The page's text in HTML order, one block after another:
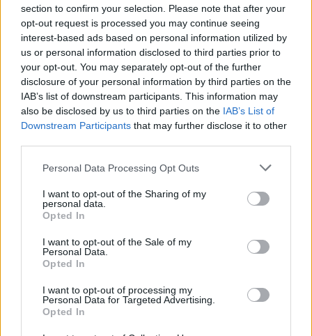
section to confirm your selection. Please note that after your
opt-out request is processed you may continue seeing
interest-based ads based on personal information utilized by
us or personal information disclosed to third parties prior to
your opt-out. You may separately opt-out of the further
disclosure of your personal information by third parties on the
IAB’s list of downstream participants. This information may
also be disclosed by us to third parties on the IAB’s List of
Downstream Participants that may further disclose it to other
Please note that this website/app uses one or more Google
not limited to your visit or usage behaviour. You may click to
grant or deny consent to Google and its third-party tags to
use your data for below specified purposes in below Google
consent section.
Personal Data Processing Opt Outs
I want to opt-out of the Sharing of my
personal data.
Opted In
I want to opt-out of the Sale of my
Personal Data.
Opted In
I want to opt-out of processing my
Personal Data for Targeted Advertising.
Opted In
kerékpárgyártás meghatározó szereplője
Egyszer fent, egyszer lent, így festett a Duna a két évvel
ezelőtti árvíz idején és így most – fotógyűjtemény
ugyanazokból a szögekből
Ilyenek eddig a tapasztalatok a vendégektől – a hőhullám
miatt ingyenes a strandolás Szolnokon
Nem biztató: a hétvégi kisebb felfrissülés után jövő héten
megint visszatér a forróság, újra rekkenő hőség jön, akár 38
fokokkal
Közzétették a szakértői állásfoglalást, a Fiumei úti fák
többsége szakszerűen már nem ápolható
a Paraméter közös riportfilmje a Sajó szennyezéséről
Tánccal, zeneszóval és vásárral telik meg Jászberény, indul a
Csángó Fesztivál
Meghosszabbított hőségriasztás és vízkorlátozások, a